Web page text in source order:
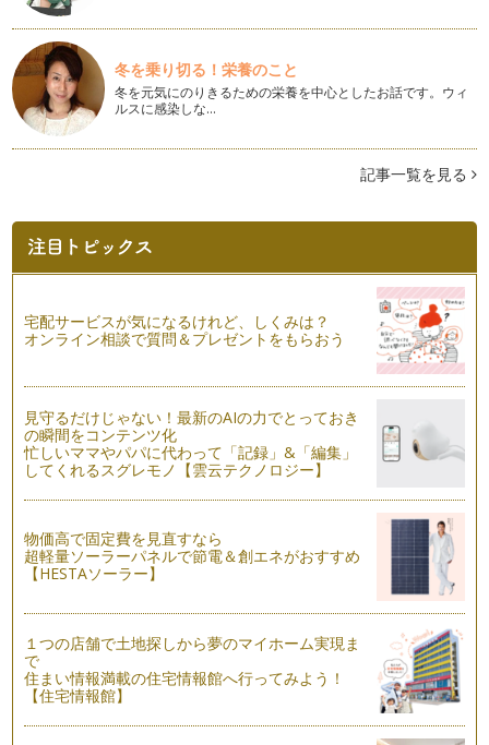
お正月太りをアロマテラピーで解消！
明けましておめでとうございます。 本年もどうぞよろしくお
願い申し上げます。 &…
今年の冬はゆず湯やハーブバスでぽかぽかに。
もうすぐ冬至。 日本では、この日にゆず湯に入り、冬至がゆ
（小豆がゆ）やカボチャを食…
風邪・インフルエンザ対策にも。ハンドトリートメント【後
もうすぐ12月。1年の中で一番キラキラした季節になります。
と同時に、寒さや疲れなどから体調…
家族でハンドトリートメントをやってみよう！【前編】
編）』です。 皆さん…
寒くなる時期にオススメ！足浴と手浴でホッとアロマタイム。
街路樹も色づき始め、秋を感じるとともに、だんだんと「冷
え」も気になる季節が近づいてきました…
親子のコミュニケーション「タッチケア（ベビーマッサー
ジ）」
親子のコミュニケーションとしてとてもポピュラーになってき
「精油」のことを知って、アロマテラピーを楽しく安全に使い
ましょう
今回は精油（エッセンシャルオイル）のこと、そして安全に楽
しく使う方法をご案内します。 …
冬を乗り切る！栄養のこと
冬を元気にのりきるための栄養を中心としたお話です。ウィ
ルスに感染しな…
記事一覧を見る
宅配サービスが気になるけれど、しくみは？
オンライン相談で質問＆プレゼントをもらおう
見守るだけじゃない！最新のAIの力でとっておき
の瞬間をコンテンツ化
忙しいママやパパに代わって「記録」&「編集」
してくれるスグレモノ【雲云テクノロジー】
物価高で固定費を見直すなら
超軽量ソーラーパネルで節電＆創エネがおすすめ
【HESTAソーラー】
１つの店舗で土地探しから夢のマイホーム実現ま
で
住まい情報満載の住宅情報館へ行ってみよう！
【住宅情報館】